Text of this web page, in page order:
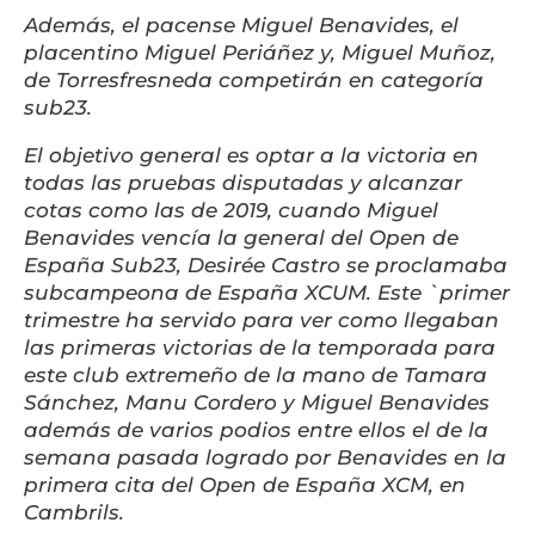
Además, el pacense Miguel Benavides, el
placentino Miguel Periáñez y, Miguel Muñoz,
de Torresfresneda competirán en categoría
sub23.
El objetivo general es optar a la victoria en
todas las pruebas disputadas y alcanzar
cotas como las de 2019, cuando Miguel
Benavides vencía la general del Open de
España Sub23, Desirée Castro se proclamaba
subcampeona de España XCUM. Este `primer
trimestre ha servido para ver como llegaban
las primeras victorias de la temporada para
este club extremeño de la mano de Tamara
Sánchez, Manu Cordero y Miguel Benavides
además de varios podios entre ellos el de la
semana pasada logrado por Benavides en la
primera cita del Open de España XCM, en
Cambrils.